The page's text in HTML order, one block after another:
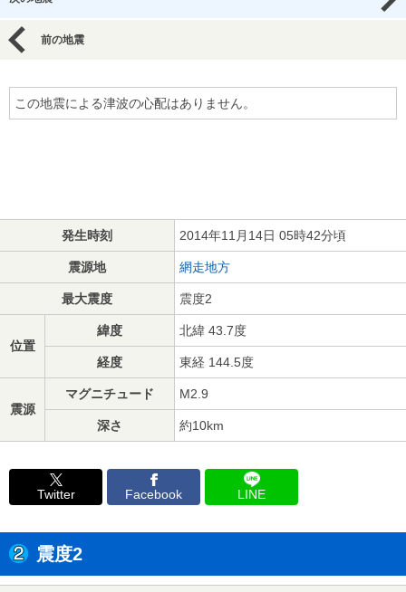
前の地震
この地震による津波の心配はありません。
発生時刻 2014年11月14日 05時42分頃
震源地 網走地方
最大震度 震度2
位置
緯度 北緯 43.7度
経度 東経 144.5度
震源
マグニチュード M2.9
深さ 約10km
Twitter Facebook LINE
震度2